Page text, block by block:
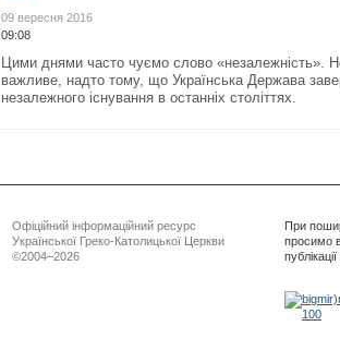
09 вересня 2016
09:08
Цими днями часто чуємо слово «незалежність».
важливе, надто тому, що Українська Держава
незалежного існування в останніх століттях.
Офіційний інформаційний ресурс
Української Греко-Католицької Церкви
©2004–2026
При
просимо